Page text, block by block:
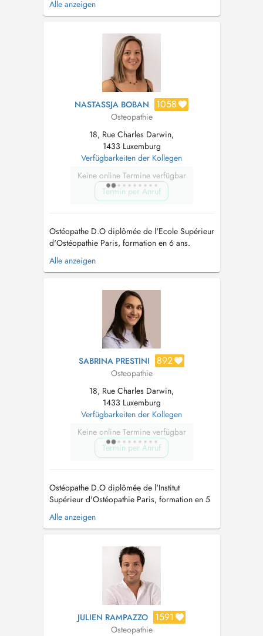
ATTENTION - CHANGEMENT D'ADRESSE AU
Luxembourg Prix de la consultation : 95 euros -
100 euros à compter du 1er Juin 2026 2018-
Alle anzeigen
NASTASSJA BOBAN 1058
Osteopathie
18, Rue Charles Darwin,
1433 Luxemburg
Verfügbarkeiten der Kollegen
Keine online Termine verfügbar
Termin per Anruf
Ostéopathe D.O diplômée de l'Ecole Supérieur
d'Ostéopathie Paris, formation en 6 ans.
Ostéopathie générale, spécialisée en
périnatalité pour la prise en charge des
Alle anzeigen
SABRINA PRESTINI 892
Osteopathie
18, Rue Charles Darwin,
1433 Luxemburg
Verfügbarkeiten der Kollegen
Keine online Termine verfügbar
Termin per Anruf
Ostéopathe D.O diplômée de l'Institut
Supérieur d'Ostéopathie Paris, formation en 5
ans. Mémoire d'étude sur les MICI (maladie de
Crohn et RCH) et la sphère viscérale -
Tissulaire -Spécialisée en périnatalité pour la
prise en charge des femmes enceintes e...
Alle anzeigen
JULIEN RAMPAZZO 1591
Osteopathie